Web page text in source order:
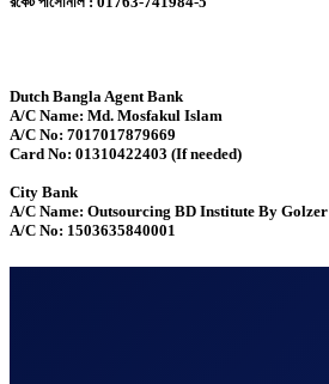
Dutch Bangla Agent Bank
A/C Name: Md. Mosfakul Islam
A/C No: 7017017879669
Card No: 01310422403 (If needed)
City Bank
A/C Name: Outsourcing BD Institute By Golzer
A/C No: 1503635840001